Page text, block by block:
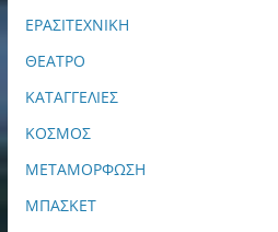
ΕΡΑΣΙΤΕΧΝΙΚΗ
ΘΕΑΤΡΟ
ΚΑΤΑΓΓΕΛΙΕΣ
ΚΟΣΜΟΣ
ΜΕΤΑΜΟΡΦΩΣΗ
ΜΠΑΣΚΕΤ